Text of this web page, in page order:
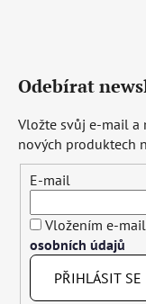
Odebírat
Vložte svůj e-mail a
nových produktech
E-mail
Vložením e-
osobních údajů
PŘIHLÁSIT SE